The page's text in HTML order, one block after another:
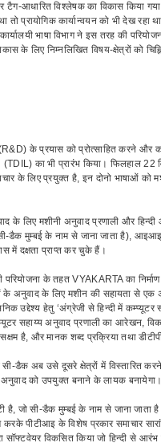
आधारित विश्लेषक का विकास किया
प्रायोगिक कार्यान्वयन को भी देख
भाषा विभाग ने इस तरह की
के लिए निम्नलिखित विषय-क्षेत्रों को
के प्रयास को प्रोत्साहित करने और
का भी प्रारंभ किया। फिलहाल 22
के लिए प्रयुक्त है, इन दोनो भाषाओं को
के लिए मशीनी अनुवाद प्रणाली और
डैक मुम्बई के नाम से जाना जाता है),
में दक्षता प्राप्त कर चुके हैं।
के तहत VYAKARTA का
के अनुवाद के लिए मशीन की सहायता से
उद्देश्य हेतु ‘अंग्रेजी से हिन्दी में कम्प्यूटर
सहाय्य अनुवाद प्रणाली का आरेखन,
है, और मानक शब्द प्रक्रिया तथा
सी-डैक अब उसे दूसरे क्षेत्रों में विस्तारित
अनुवाद को उपयुक्त बनाने के लायक बनायेगा।
है, जो सी-डैक मुम्बई के नाम से जाना जाता
पीटीआइ के विशेष प्रकार समाचार
विकसित किया जो हिन्दी से